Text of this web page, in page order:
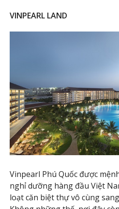
VINPEARL LAND
Vinpearl Phú Quốc được
nghỉ dưỡng hàng đầu Việt
loạt căn biệt thự vô cùng